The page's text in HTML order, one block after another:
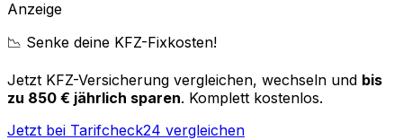
Anzeige
📉 Senke deine KFZ-Fixkosten!
Jetzt KFZ-Versicherung vergleichen, wechseln und bis
zu 850 € jährlich sparen. Komplett kostenlos.
Jetzt bei Tarifcheck24 vergleichen